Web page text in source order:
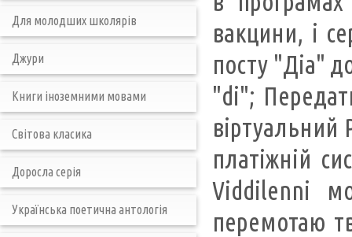
вакцини, і
посту "Діа"
"di";
віртуальний
платіжній
Viddіlenni
перемотаю
Для молодших школярів
Джури
Книги іноземними мовами
Світова класика
Доросла серія
Українська поетична антологія